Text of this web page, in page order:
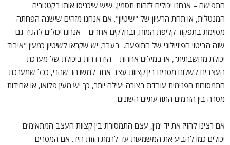
התפישה – אנחנו יכולים לזהות תסמין, שיש שיכניסו אותו בקטגוריה
המנטלית, או תחת הרעיון של "שיטיון". אם אנחנו מזהים שישנה הפחתה
מסוימת בתפקוד קליפת המוח, ובחלקים אחרים – אנחנו יכולים להגיד גם
שזה הביטוי הפיזיולוגי של התופעה. בעבר, יש שקראו לשיטיון כמעין "איבוד
יכולת מחשבתית", או במילים אחרות – הידרדרות ביכולת של מערכת
העצבים לשלוח מסרים בין קצוות עצב אחד למשנהו. שהרי, ככל שמערכת
התמסורות הפנימית עובדת בצורה יעילה יותר, כך יש מעין פלואו, או אחידות
מטרה בין הזרמים התודעתיים השונים.
אם רצינו להזיז את יד ימין, עצם התמסורת בין קצוות העצב המתאימים
יכולים כמו להביע את המשמעות עד לרמת הזזת היד. אם המסרים